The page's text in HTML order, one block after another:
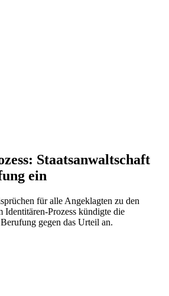
Staatsanwaltschaft
ein
für alle Angeklagten zu den
Identitären-Prozess kündigte die
gegen das Urteil an.